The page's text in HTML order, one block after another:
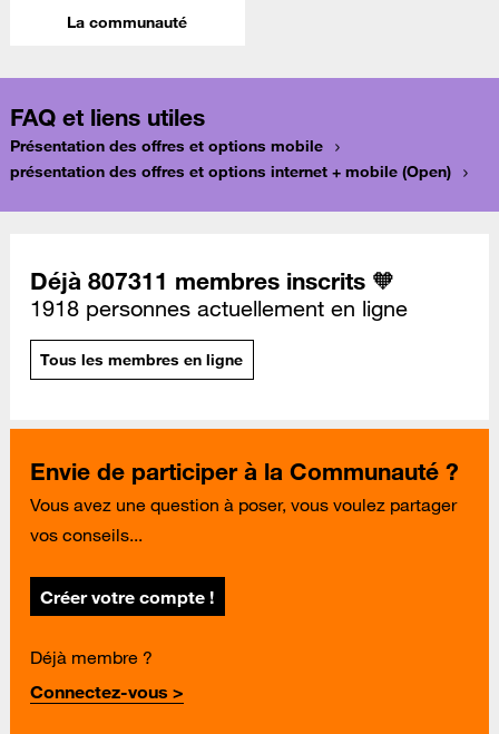
La communauté
FAQ et liens utiles
Présentation des offres et options mobile
présentation des offres et options internet + mobile (Open)
Déjà 807311 membres inscrits 🧡
1918 personnes actuellement en ligne
Tous les membres en ligne
Envie de participer à la Communauté ?
Vous avez une question à poser, vous voulez partager
vos conseils...
Créer votre compte !
Déjà membre ?
Connectez-vous >